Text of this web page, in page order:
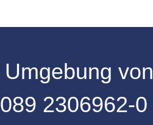
Umgebung von
089 2306962-0